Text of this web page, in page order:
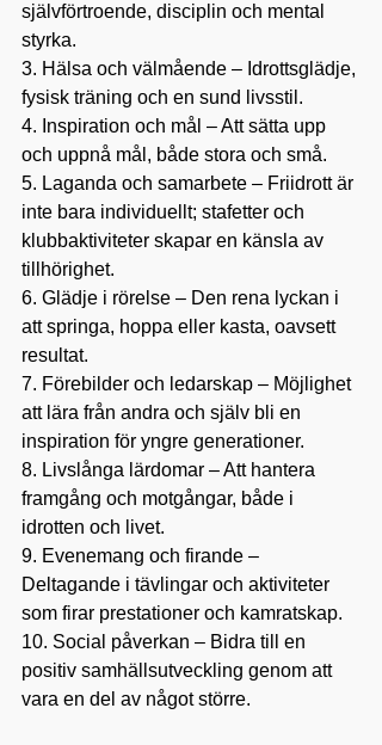
självförtroende, disciplin och mental
styrka.
3. Hälsa och välmående – Idrottsglädje,
fysisk träning och en sund livsstil.
4. Inspiration och mål – Att sätta upp
och uppnå mål, både stora och små.
5. Laganda och samarbete – Friidrott är
inte bara individuellt; stafetter och
klubbaktiviteter skapar en känsla av
tillhörighet.
6. Glädje i rörelse – Den rena lyckan i
att springa, hoppa eller kasta, oavsett
resultat.
7. Förebilder och ledarskap – Möjlighet
att lära från andra och själv bli en
inspiration för yngre generationer.
8. Livslånga lärdomar – Att hantera
framgång och motgångar, både i
idrotten och livet.
9. Evenemang och firande –
Deltagande i tävlingar och aktiviteter
som firar prestationer och kamratskap.
10. Social påverkan – Bidra till en
positiv samhällsutveckling genom att
vara en del av något större.